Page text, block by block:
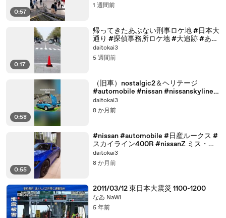
0:57
1 週間前
0:17
帰ってきたあぶない刑事ロケ地 #日本大
通り #探偵事務所ロケ地 #大追跡 #あぶ
ない刑事レパード #柴田恭兵 #nissan #
浅野温子#T&Y探偵事務所
daitokai3
5 週間前
0:58
（旧車）nostalgic2＆ヘリテージ
#automobile #nissan #nissanskyline
#jdm #cars #mazdarx7 #toyota #86
daitokai3
8 か月前
0:55
#nissan #automobile #日産ルークス #
スカイライン400R #nissanZ ミス・フ
ェアレディ
daitokai3
8 か月前
2011/03/12 東日本大震災 1100-1200
なゐ NaWi
5 年前